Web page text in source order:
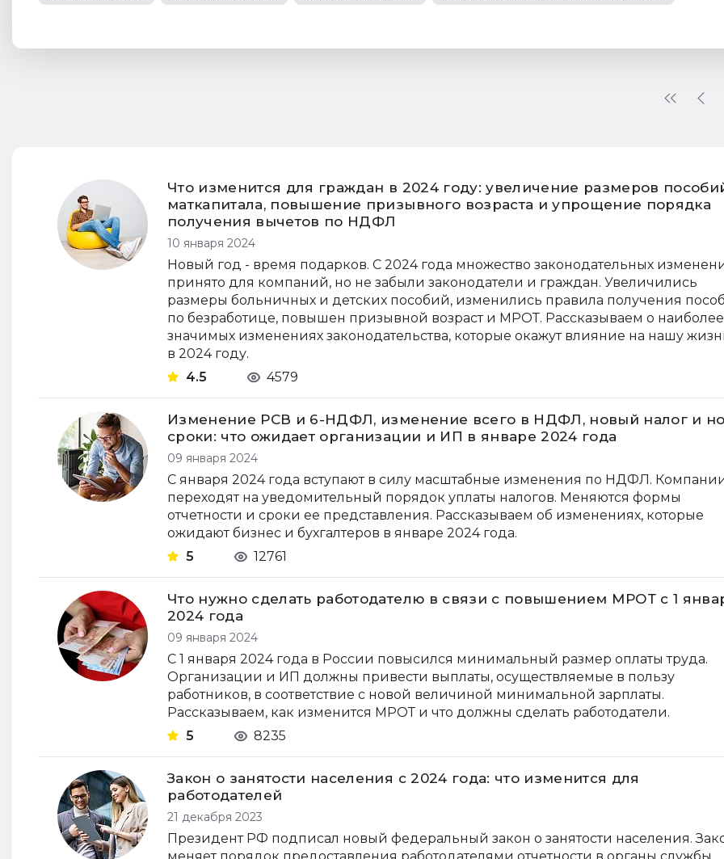
Что изменится для граждан в 2024 году: увеличение размеров
маткапитала, повышение призывного возраста и упрощение порядка
получения вычетов по НДФЛ
10 января 2024
Новый год - время подарков. С 2024 года множество законодательных
принято для компаний, но не забыли законодатели и граждан. Увеличились
размеры больничных и детских пособий, изменились правила получения
по безработице, повышен призывной возраст и МРОТ. Рассказываем о наиболее
значимых изменениях законодательства, которые окажут влияние на нашу
в 2024 году.
4.5
4579
Изменение РСВ и 6-НДФЛ, изменение всего в НДФЛ, новый налог и
сроки: что ожидает организации и ИП в январе 2024 года
09 января 2024
С января 2024 года вступают в силу масштабные изменения по НДФЛ.
переходят на уведомительный порядок уплаты налогов. Меняются формы
отчетности и сроки ее представления. Рассказываем об изменениях, которые
ожидают бизнес и бухгалтеров в январе 2024 года.
5
12761
Что нужно сделать работодателю в связи с повышением МРОТ с 1
2024 года
09 января 2024
С 1 января 2024 года в России повысился минимальный размер оплаты труда.
Организации и ИП должны привести выплаты, осуществляемые в пользу
работников, в соответствие с новой величиной минимальной зарплаты.
Рассказываем, как изменится МРОТ и что должны сделать работодатели.
5
8235
Закон о занятости населения с 2024 года: что изменится для
работодателей
21 декабря 2023
Президент РФ подписал новый федеральный закон о занятости населения.